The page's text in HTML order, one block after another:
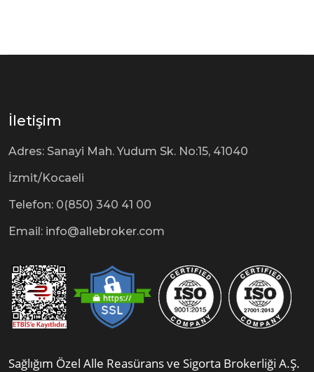
İletişim
Adres: Sanayi Mah. Yudum Sk. No:15, 41040
İzmit/Kocaeli
Telefon: 0(850) 340 41 00
Email: info@allebroker.com
Sağlığım Özel Alle Reasürans ve Sigorta Brokerliği A.Ş.